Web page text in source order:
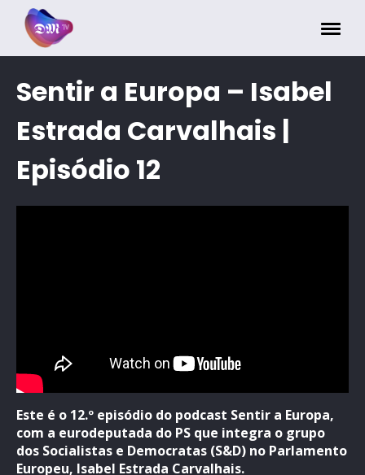
Sentir a Europa – Isabel
Estrada Carvalhais |
Episódio 12
Este é o 12.º episódio do podcast Sentir a Europa,
com a eurodeputada do PS que integra o grupo
dos Socialistas e Democratas (S&D) no Parlamento
Europeu, Isabel Estrada Carvalhais.
Painel de Gerenciamento de Cookies